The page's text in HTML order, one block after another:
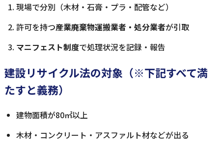
現場で分別（木材・石膏・プラ・配管など）
許可を持つ産業廃棄物運搬業者・処分業者が引取
マニフェスト制度で処理状況を記録・報告
建設リサイクル法の対象（※下記すべて満
たすと義務）
建物面積が80㎡以上
木材・コンクリート・アスファルト材などが出る